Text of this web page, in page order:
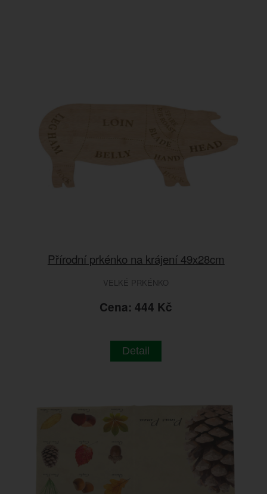
Přírodní prkénko na krájení 49x28cm
VELKÉ PRKÉNKO
Cena: 444 Kč
Detail